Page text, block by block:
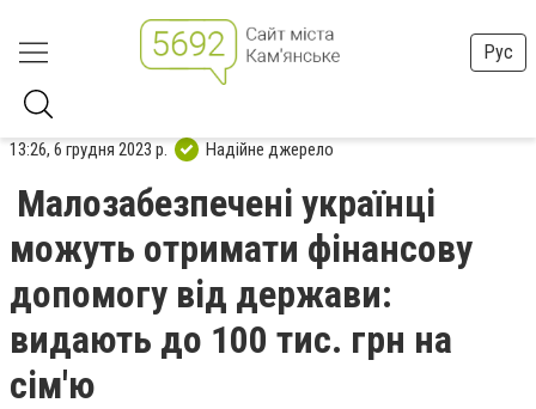
Рус
13:26, 6 грудня 2023 р. Надійне джерело
Малозабезпечені українці
можуть отримати фінансову
допомогу від держави:
видають до 100 тис. грн на
сім'ю